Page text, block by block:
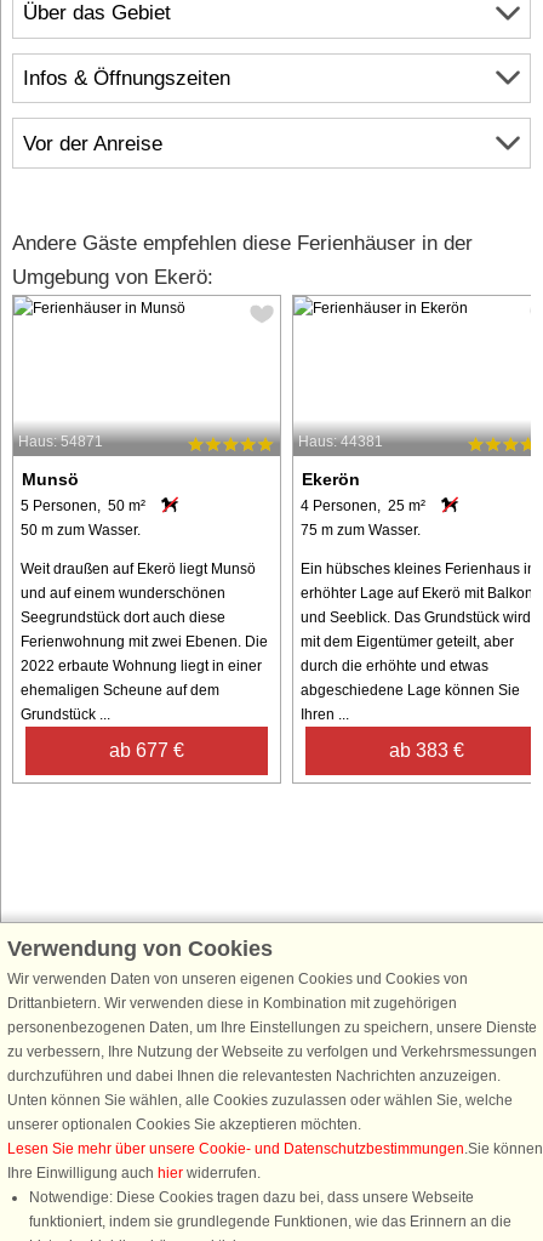
Über das Gebiet
Infos & Öffnungszeiten
Vor der Anreise
Andere Gäste empfehlen diese Ferienhäuser in der
Umgebung von Ekerö:
Haus: 54871
Munsö
5 Personen, 50 m²
50 m zum Wasser.
Weit draußen auf Ekerö liegt Munsö
und auf einem wunderschönen
Seegrundstück dort auch diese
Ferienwohnung mit zwei Ebenen. Die
2022 erbaute Wohnung liegt in einer
ehemaligen Scheune auf dem
Grundstück ...
ab 677 €
Haus: 44381
Ekerön
4 Personen, 25 m²
75 m zum Wasser.
Ein hübsches kleines Ferienhaus in
erhöhter Lage auf Ekerö mit Balkon
und Seeblick. Das Grundstück wird
mit dem Eigentümer geteilt, aber
durch die erhöhte und etwas
abgeschiedene Lage können Sie
Ihren ...
ab 383 €
Schließen Sie sich 100.000 Ferienhaus-Fans an
Erhalten Sie einenWillkommensgutschein von 25 € für Ihren nächsten
Ferienhausurlaub - melden Sie sich einfach für den DanCenter Newsletter
an. Verpassen Sie nie wieder exklusive Angebote, Gewinnspiele und
Urlaubstipps!
Newsletter abonnieren
Verwendung von Cookies
Wir verwenden Daten von unseren eigenen Cookies und Cookies von
Drittanbietern. Wir verwenden diese in Kombination mit zugehörigen
personenbezogenen Daten, um Ihre Einstellungen zu speichern, unsere Dienste
zu verbessern, Ihre Nutzung der Webseite zu verfolgen und Verkehrsmessungen
durchzuführen und dabei Ihnen die relevantesten Nachrichten anzuzeigen.
Unten können Sie wählen, alle Cookies zuzulassen oder wählen Sie, welche
unserer optionalen Cookies Sie akzeptieren möchten.
Lesen Sie mehr über unsere Cookie- und Datenschutzbestimmungen.Sie können
Ihre Einwilligung auch hier widerrufen.
Notwendige: Diese Cookies tragen dazu bei, dass unsere Webseite
funktioniert, indem sie grundlegende Funktionen, wie das Erinnern an die